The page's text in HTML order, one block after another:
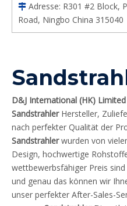
 Adresse: R301 #2 Block,
Road, Ningbo China 315040
D&J International (HK) Limited
SandstrahlerHersteller,
nach perfekter Qualität der
Sandstrahlerwurden von
Design, hochwertige
wettbewerbsfähiger Preis
und genau das können wir
unser perfekter After-Sales-